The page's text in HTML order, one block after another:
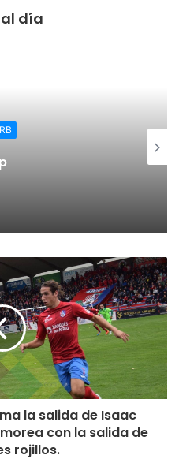
contra violencia de
día
p
la salida de Isaac
con la salida de
rojillos.